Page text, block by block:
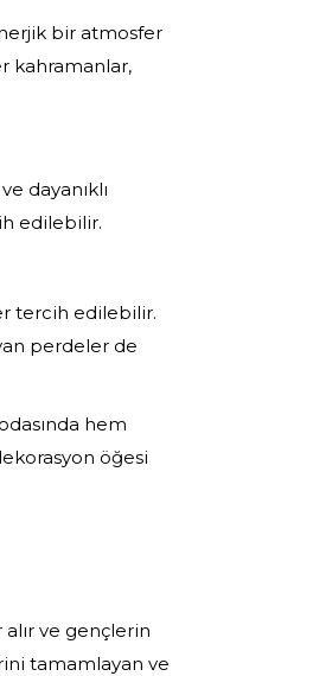
bir atmosfer
kahramanlar,
dayanıklı
edilebilir.
tercih edilebilir.
perdeler de
hem
öğesi
ve gençlerin
tamamlayan ve